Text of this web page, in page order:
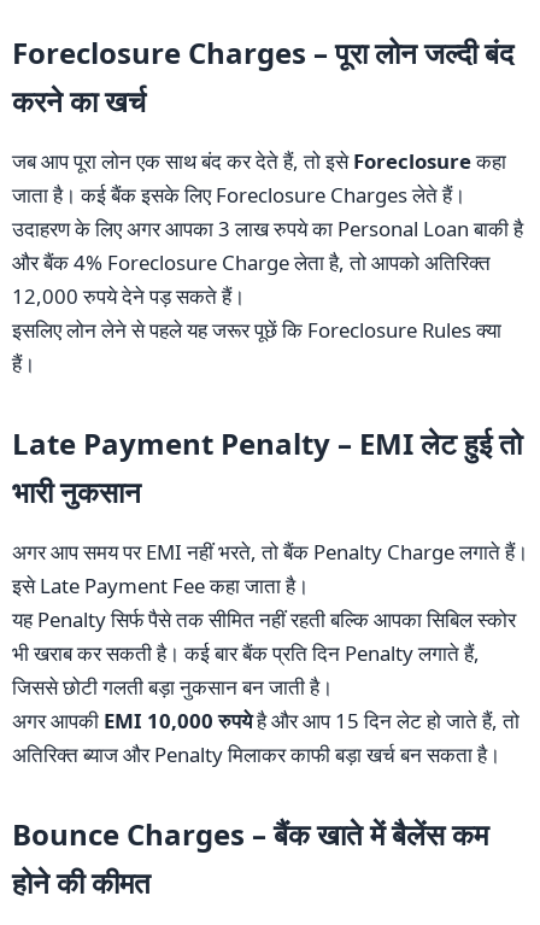
Foreclosure Charges – पूरा लोन जल्दी बंद
करने का खर्च
जब आप पूरा लोन एक साथ बंद कर देते हैं, तो इसेForeclosureकहा
जाता है। कई बैंक इसके लिए Foreclosure Charges लेते हैं।
उदाहरण के लिए अगर आपका 3 लाख रुपये का Personal Loan बाकी है
और बैंक 4% Foreclosure Charge लेता है, तो आपको अतिरिक्त
12,000 रुपये देने पड़ सकते हैं।
इसलिए लोन लेने से पहले यह जरूर पूछें कि Foreclosure Rules क्या
हैं।
Late Payment Penalty – EMI लेट हुई तो
भारी नुकसान
अगर आप समय पर EMI नहीं भरते, तो बैंक Penalty Charge लगाते हैं।
इसे Late Payment Fee कहा जाता है।
यह Penalty सिर्फ पैसे तक सीमित नहीं रहती बल्कि आपका सिबिल स्कोर
भी खराब कर सकती है। कई बार बैंक प्रति दिन Penalty लगाते हैं,
जिससे छोटी गलती बड़ा नुकसान बन जाती है।
अगर आपकी EMI 10,000 रुपयेहै और आप 15 दिन लेट हो जाते हैं, तो
अतिरिक्त ब्याज और Penalty मिलाकर काफी बड़ा खर्च बन सकता है।
Bounce Charges – बैंक खाते में बैलेंस कम
होने की कीमत